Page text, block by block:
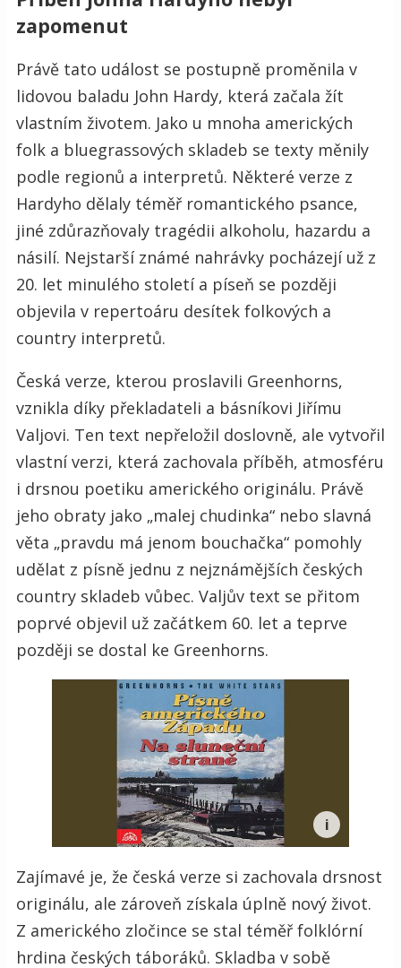
zapomenut
Právě tato událost se postupně proměnila v
lidovou baladu John Hardy, která začala žít
vlastním životem. Jako u mnoha amerických
folk a bluegrassových skladeb se texty měnily
podle regionů a interpretů. Některé verze z
Hardyho dělaly téměř romantického psance,
jiné zdůrazňovaly tragédii alkoholu, hazardu a
násilí. Nejstarší známé nahrávky pocházejí už z
20. let minulého století a píseň se později
objevila v repertoáru desítek folkových a
country interpretů.
Česká verze, kterou proslavili Greenhorns,
vznikla díky překladateli a básníkovi Jiřímu
Valjovi. Ten text nepřeložil doslovně, ale vytvořil
vlastní verzi, která zachovala příběh, atmosféru
i drsnou poetiku amerického originálu. Právě
jeho obraty jako „malej chudinka“ nebo slavná
věta „pravdu má jenom bouchačka“ pomohly
udělat z písně jednu z nejznámějších českých
country skladeb vůbec. Valjův text se přitom
poprvé objevil už začátkem 60. let a teprve
později se dostal ke Greenhorns.
Zajímavé je, že česká verze si zachovala drsnost
originálu, ale zároveň získala úplně nový život.
Z amerického zločince se stal téměř folklórní
hrdina českých táboráků. Skladba v sobě